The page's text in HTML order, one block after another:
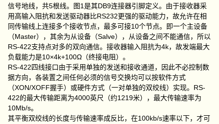
信号地线，共5根线。图1是其DB9连接器引脚定义。由于接收器采
用高输入阻抗和发送驱动器比RS232更强的驱动能力，故允许在相
同传输线上连接多个接收节点，最多可接10个节点。即一个主设备
（Master），其余为从设备（Salve），从设备之间不能通信，所以
RS-422支持点对多的双向通信。接收器输入阻抗为4k，故发端最大
负载能力是10×4k+100Ω（终接电阻）。
RS-422四线接口由于采用单独的发送和接收通道，因此不必控制数
据方向，各装置之间任何必须的信号交换均可以按软件方式
（XON/XOFF握手）或硬件方式（一对单独的双绞线）实现。RS-
422的最大传输距离为4000英尺（约1219米），最大传输速率为
10Mb/s。
其平衡双绞线的长度与传输速率成反比，在100kb/s速率以下，才可